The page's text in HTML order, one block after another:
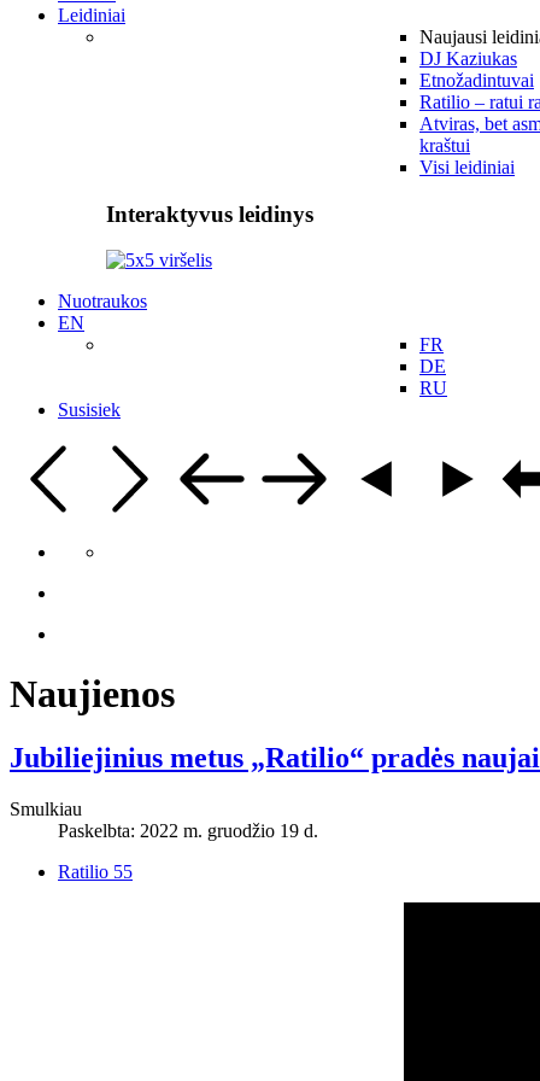
Leidiniai
Naujausi
DJ Kaziukas
Etnožadintuvai
Ratilio – ratui
Atviras, bet
kraštui
Visi leidiniai
Interaktyvus leidinys
Nuotraukos
EN
FR
DE
RU
Susisiek
Naujienos
Jubiliejinius metus „Ratilio“ pradės
Smulkiau
Paskelbta: 2022 m. gruodžio 19 d.
Ratilio 55